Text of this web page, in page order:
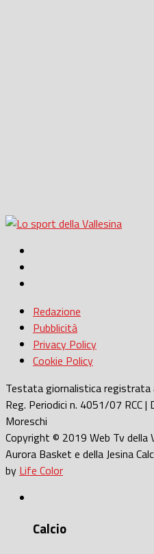
Redazione
Pubblicità
Privacy Policy
Cookie Policy
Testata giornalistica registrata
Reg. Periodici n. 4051/07 RCC
Moreschi
Copyright © 2019 Web Tv della
Aurora Basket e della Jesina
by Life Color
Calcio